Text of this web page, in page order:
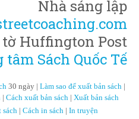
Nhà sáng lập
Huffington Post
tâm Sách Quốc Tế
30 ngày | Làm sao để xuất bản sách |
| Cách xuất bản sách | Xuất bản sách
sách | Cách in sách | In truyện